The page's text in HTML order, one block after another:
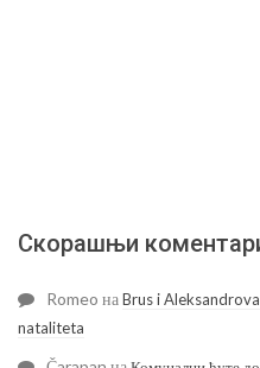
Скорашњи
Romeo наBrus i
nataliteta